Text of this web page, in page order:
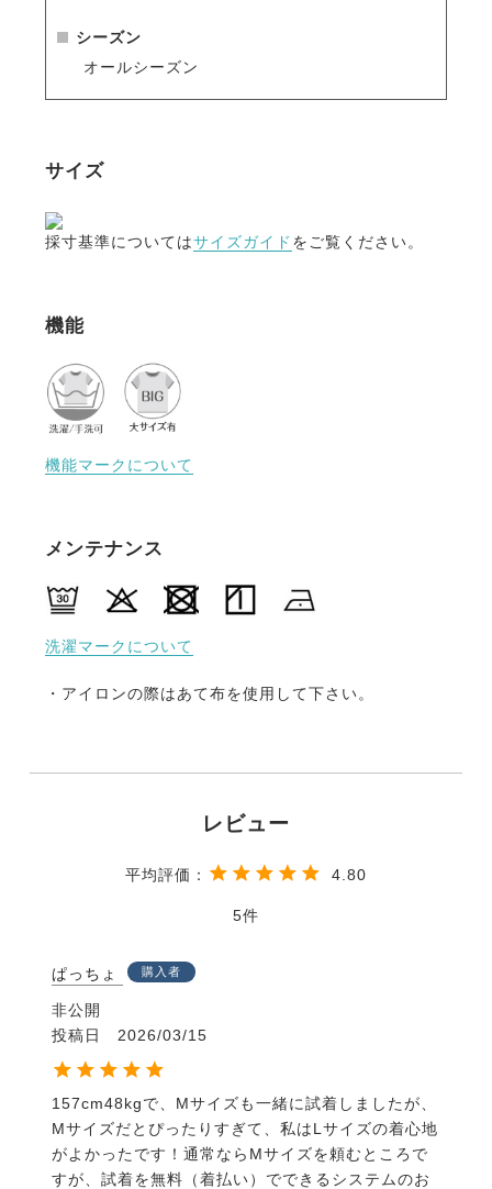
シーズン
オールシーズン
サイズ
採寸基準についてはサイズガイド をご覧ください。
機能
機能マークについて
メンテナンス
洗濯マークについて
・アイロンの際はあて布を使用して下さい。
4.80
5
ぱっちょ 購入者
非公開
投稿日
2026/03/15
157cm48kgで、Mサイズも一緒に試着しましたが、
Mサイズだとぴったりすぎて、私はLサイズの着心地
がよかったです！通常ならMサイズを頼むところで
すが、試着を無料（着払い）でできるシステムのお